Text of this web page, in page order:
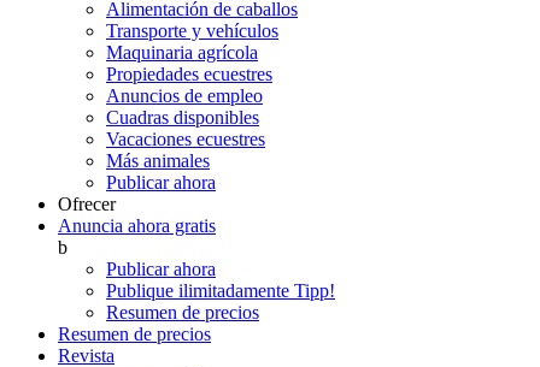
Alimentación de caballos
Transporte y vehículos
Maquinaria agrícola
Propiedades ecuestres
Anuncios de empleo
Cuadras disponibles
Vacaciones ecuestres
Más animales
Publicar ahora
Ofrecer
Anuncia ahora gratis
b
Publicar ahora
Publique ilimitadamente Tipp!
Resumen de precios
Resumen de precios
Revista